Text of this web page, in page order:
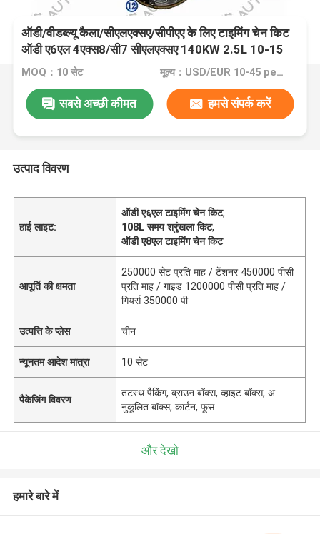
ऑडी/वीडब्ल्यू कैला/सीएलएक्सए/सीपीएए के लिए टाइमिंग चेन किट
ऑडी ए6एल 4एक्स8/सी7 सीएलएक्सए 140KW 2.5L 10-15
ए8एल 4एच8 सीपीएए 150KW 06E109465BC 108L
MOQ：10 सेट मूल्य：USD/EUR 10-45 per set
सबसे अच्छी कीमत हमसे संपर्क करें
उत्पाद विवरण
हाई लाइट:
ऑडी ए६एल टाइमिंग चेन किट,
108L समय श्रृंखला किट,
ऑडी ए8एल टाइमिंग चेन किट
आपूर्ति की क्षमता
250000 सेट प्रति माह / टेंशनर 450000 पीसी
प्रति माह / गाइड 1200000 पीसी प्रति माह /
गियर्स 350000 पी
उत्पत्ति के प्लेस चीन
न्यूनतम आदेश मात्रा 10 सेट
पैकेजिंग विवरण
तटस्थ पैकिंग, ब्राउन बॉक्स, व्हाइट बॉक्स, अ
नुकूलित बॉक्स, कार्टन, फूस
और देखो
हमारे बारे में